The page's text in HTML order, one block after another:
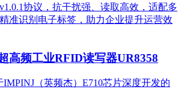
协议，抗干扰强、读取高效，适配多
准识别电子标签，助力企业提升运营效
高频工业RFID读写器UR8358
IMPINJ（英频杰）E710芯片深度开发的